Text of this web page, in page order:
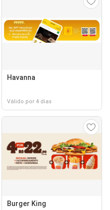
Havanna
Válido por 4 dias
Burger King